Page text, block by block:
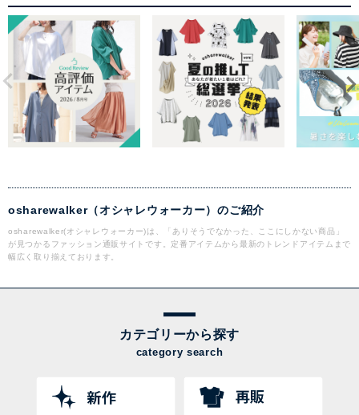
osharewalker（オシャレウォーカー）のご紹介
osharewalker(オシャレウォーカー)は、「ありそうでなかった、ここにしかない商品」
が見つかるファッション通販サイトです。定番アイテムから最新のトレンドアイテムまで
幅広く取り揃えております。
カテゴリーから探す
category search